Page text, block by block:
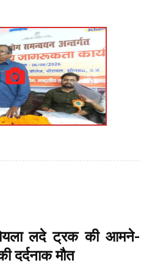
लदे ट्रक की आमने-
दर्दनाक मौत